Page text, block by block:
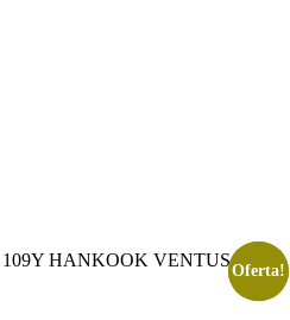
109Y HANKOOK VENTUS S1
Oferta!
Oferta!